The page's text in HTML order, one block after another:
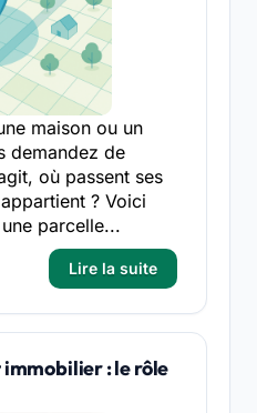
maison ou un
demandez de
où passent ses
? Voici
parcelle...
Lire la suite
: le rôle